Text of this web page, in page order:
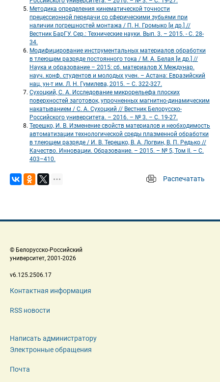
Методика определения кинематической точности
прецессионной передачи со сферическими зубьями при
наличии погрешностей монтажа / П. Н. Громыко [и др.] //
Вестник БарГУ. Сер.: Технические науки. Вып. 3. – 2015. - С. 28-
34.
Модифицирование инструментальных материалов обработки
в тлеющем разряде постоянного тока / М. А. Белая [и др.] //
Наука и образование – 2015: сб. материалов Х Междунар.
науч. конф. студентов и молодых учен. – Астана: Евразийский
нац. ун-т им. Л. Н. Гумилева, 2015. – С. 322-327.
Сухоцкий, С. А. Исследование микрорельефа плоских
поверхностей заготовок, упрочненных магнитно-динамическим
накатыванием / С. А. Сухоцкий // Вестник Белорусско-
Российского университета. – 2016. – № 3. – С. 19-27.
Терешко, И. В. Изменение свойств материалов и необходимость
автоматизации технологической среды плазменной обработки
в тлеющем разряде / И. В. Терешко, В. А. Логвин, В. П. Редько //
Качество. Инновации. Образование. – 2015. – № 5, Том II. – С.
403–410.
Распечатать
© Белорусско-Российский
университет, 2001-2026
v6.125.2506.17
Контактная информация
RSS новости
Написать администратору
Электронные обращения
Почта